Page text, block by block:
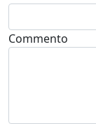
Commento